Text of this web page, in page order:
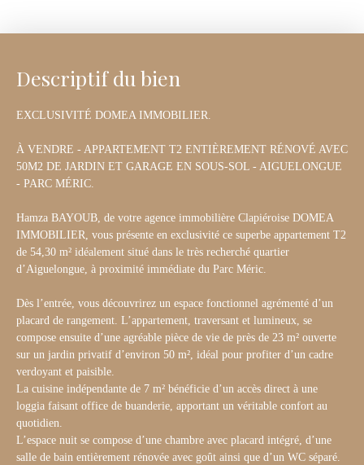
Descriptif du bien
EXCLUSIVITÉ DOMEA IMMOBILIER.
À VENDRE - APPARTEMENT T2 ENTIÈREMENT RÉNOVÉ AVEC
50M2 DE JARDIN ET GARAGE EN SOUS-SOL - AIGUELONGUE
- PARC MÉRIC.
Hamza BAYOUB, de votre agence immobilière Clapiéroise DOMEA
IMMOBILIER, vous présente en exclusivité ce superbe appartement T2
de 54,30 m² idéalement situé dans le très recherché quartier
d’Aiguelongue, à proximité immédiate du Parc Méric.
Dès l’entrée, vous découvrirez un espace fonctionnel agrémenté d’un
placard de rangement. L’appartement, traversant et lumineux, se
compose ensuite d’une agréable pièce de vie de près de 23 m² ouverte
sur un jardin privatif d’environ 50 m², idéal pour profiter d’un cadre
verdoyant et paisible.
La cuisine indépendante de 7 m² bénéficie d’un accès direct à une
loggia faisant office de buanderie, apportant un véritable confort au
quotidien.
L’espace nuit se compose d’une chambre avec placard intégré, d’une
salle de bain entièrement rénovée avec goût ainsi que d’un WC séparé.